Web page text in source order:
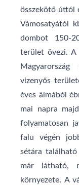
összekötő úttól
Vámosatyától
dombot 150-
terület övezi. A
vizenyős
éves álmából
mai napra
folyamatosan
falu végén
sétára
már látható,
környezete. A